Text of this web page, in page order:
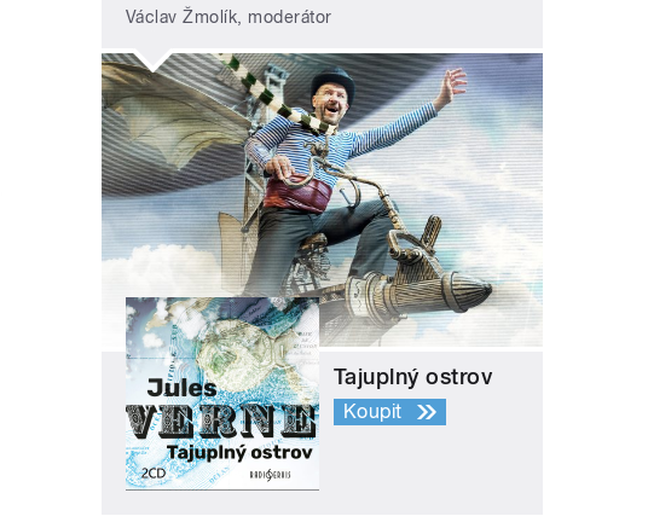
Václav Žmolík, moderátor
Tajuplný ostrov
Koupit